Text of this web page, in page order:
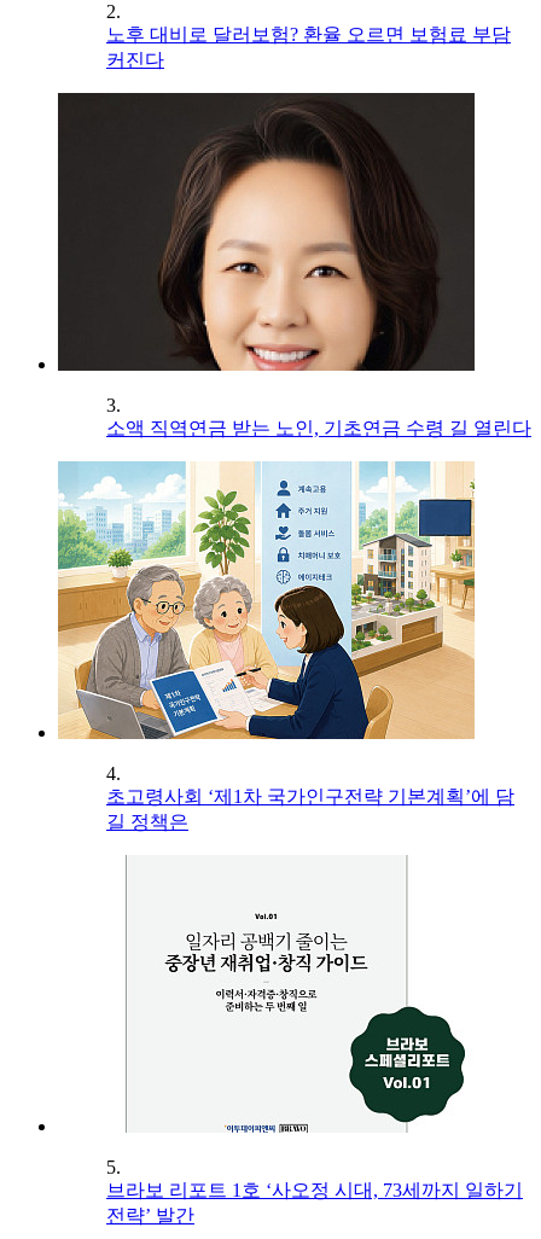
2.
노후 대비로 달러보험? 환율 오르면 보험료 부담
커진다
3.
소액 직역연금 받는 노인, 기초연금 수령 길 열린다
4.
초고령사회 ‘제1차 국가인구전략 기본계획’에 담
길 정책은
5.
브라보 리포트 1호 ‘사오정 시대, 73세까지 일하기
전략’ 발간